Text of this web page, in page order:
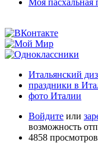
Итальянский
праздники в
фото Италии
Войдите или
возможность
4858 просмотров